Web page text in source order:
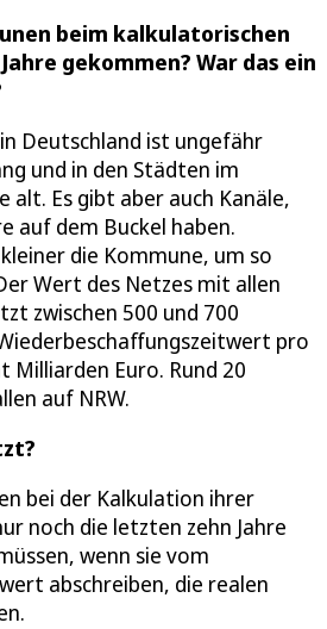
beim kalkulatorischen
gekommen? War das ein
Deutschland ist ungefähr
und in den Städten im
alt. Es gibt aber auch Kanäle,
auf dem Buckel haben.
die Kommune, um so
Wert des Netzes mit allen
zwischen 500 und 700
pro
Milliarden Euro. Rund 20
auf NRW.
bei der Kalkulation ihrer
noch die letzten zehn Jahre
wenn sie vom
abschreiben, die realen